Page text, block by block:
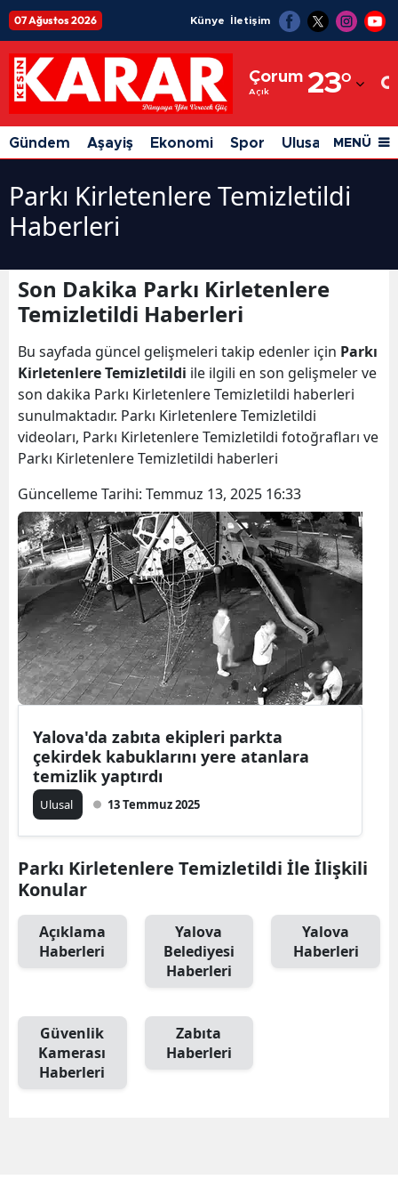
07 Ağustos 2026 Künye İletişim
Çorum
Açık 23°
Adıyaman
Afyonkarahisar
Ağrı
Amasya
Antalya
Aydın
Balıkesir
Bilecik
Bingöl
Bitlis
Bolu
Burdur
Bursa
Çanakkale
Çankırı
Çorum
Denizli
Elazığ
Erzurum
Eskişehir
Gündem Aşayiş Ekonomi Spor Ulusal Siyaset
MENÜ
Parkı Kirletenlere Temizletildi
Haberleri
Son Dakika Parkı Kirletenlere
Temizletildi Haberleri
Bu sayfada güncel gelişmeleri takip edenler için Parkı
Kirletenlere Temizletildi ile ilgili en son gelişmeler ve
son dakika Parkı Kirletenlere Temizletildi haberleri
sunulmaktadır. Parkı Kirletenlere Temizletildi
videoları, Parkı Kirletenlere Temizletildi fotoğrafları ve
Parkı Kirletenlere Temizletildi haberleri
Güncelleme Tarihi: Temmuz 13, 2025 16:33
Yalova'da zabıta ekipleri parkta
çekirdek kabuklarını yere atanlara
temizlik yaptırdı
Ulusal 13 Temmuz 2025
Parkı Kirletenlere Temizletildi İle İlişkili
Konular
Açıklama
Haberleri
Yalova
Belediyesi
Haberleri
Yalova
Haberleri
Güvenlik
Kamerası
Haberleri
Zabıta
Haberleri